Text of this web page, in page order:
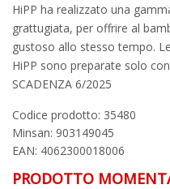
HiPP ha realizzato una
grattugiata, per offrire al
gustoso allo stesso tempo.
HiPP sono preparate solo
SCADENZA 6/2025
Codice prodotto: 35480
Minsan: 903149045
EAN: 4062300018006
PRODOTTO